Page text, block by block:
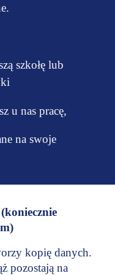
szkołę lub
u nas pracę,
na swoje
kopię danych.
pozostają na